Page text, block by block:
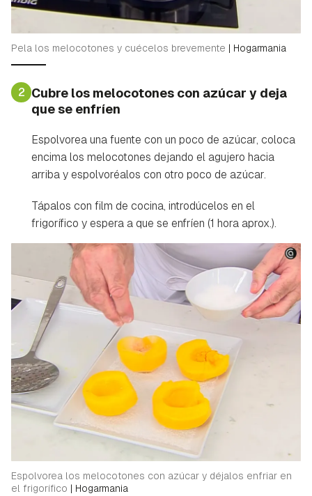
Pela los melocotones y cuécelos brevemente | Hogarmania
2 Cubre los melocotones con azúcar y deja
que se enfríen
Espolvorea una fuente con un poco de azúcar, coloca
encima los melocotones dejando el agujero hacia
arriba y espolvoréalos con otro poco de azúcar.
Tápalos con film de cocina, introdúcelos en el
frigorífico y espera a que se enfríen (1 hora aprox.).
Espolvorea los melocotones con azúcar y déjalos enfriar en
el frigorífico | Hogarmania